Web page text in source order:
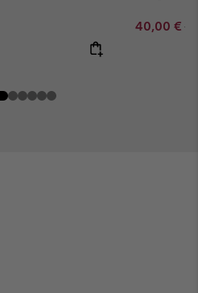
Sale price:
40,00 €